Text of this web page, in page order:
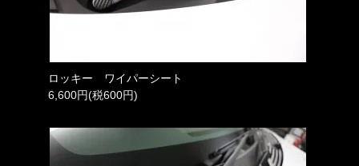
ロッキー ワイパーシート
6,600円(税600円)